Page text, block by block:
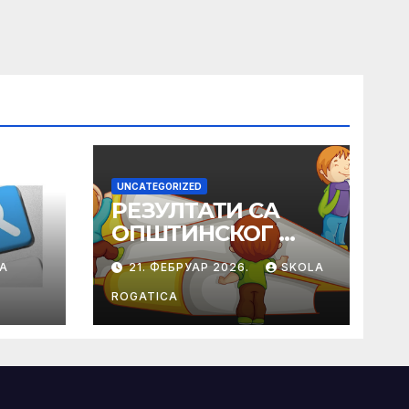
UNCATEGORIZED
РЕЗУЛТАТИ СА
ОПШТИНСКОГ
ТАКМИЧЕЊА ИЗ
ПРАВОСЛАВНЕ
ВЈЕРОНАУКЕ
21. ФЕБРУАР 2026. SKOLA
ROGATICA